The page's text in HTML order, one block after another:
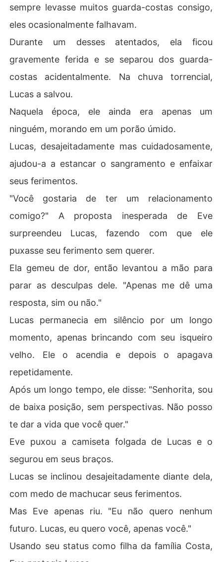
sempre levasse muitos guarda-costas consigo,
eles ocasionalmente falhavam.
Durante um desses atentados, ela ficou
gravemente ferida e se separou dos guarda-
costas acidentalmente. Na chuva torrencial,
Lucas a salvou.
Naquela época, ele ainda era apenas um
ninguém, morando em um porão úmido.
Lucas, desajeitadamente mas cuidadosamente,
ajudou-a a estancar o sangramento e enfaixar
seus ferimentos.
"Você gostaria de ter um relacionamento
comigo?" A proposta inesperada de Eve
surpreendeu Lucas, fazendo com que ele
puxasse seu ferimento sem querer.
Ela gemeu de dor, então levantou a mão para
parar as desculpas dele. "Apenas me dê uma
resposta, sim ou não."
Lucas permanecia em silêncio por um longo
momento, apenas brincando com seu isqueiro
velho. Ele o acendia e depois o apagava
repetidamente.
Após um longo tempo, ele disse: "Senhorita, sou
de baixa posição, sem perspectivas. Não posso
te dar a vida que você quer."
Eve puxou a camiseta folgada de Lucas e o
segurou em seus braços.
Lucas se inclinou desajeitadamente diante dela,
com medo de machucar seus ferimentos.
Mas Eve apenas riu. "Eu não quero nenhum
futuro. Lucas, eu quero você, apenas você."
Usando seu status como filha da família Costa,